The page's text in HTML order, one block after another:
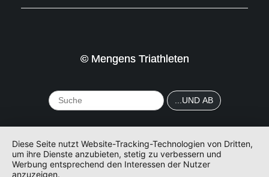
© Mengens Triathleten
Diese Seite nutzt Website-Tracking-Technologien von Dritten,
um ihre Dienste anzubieten, stetig zu verbessern und
Werbung entsprechend den Interessen der Nutzer
anzuzeigen.